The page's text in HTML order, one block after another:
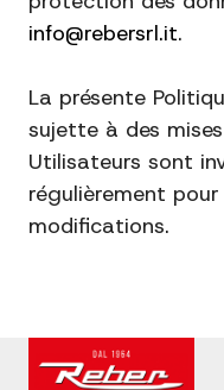
info@rebersrl.it.
La présente
sujette à des
Utilisateurs sont
régulièrement
modifications.